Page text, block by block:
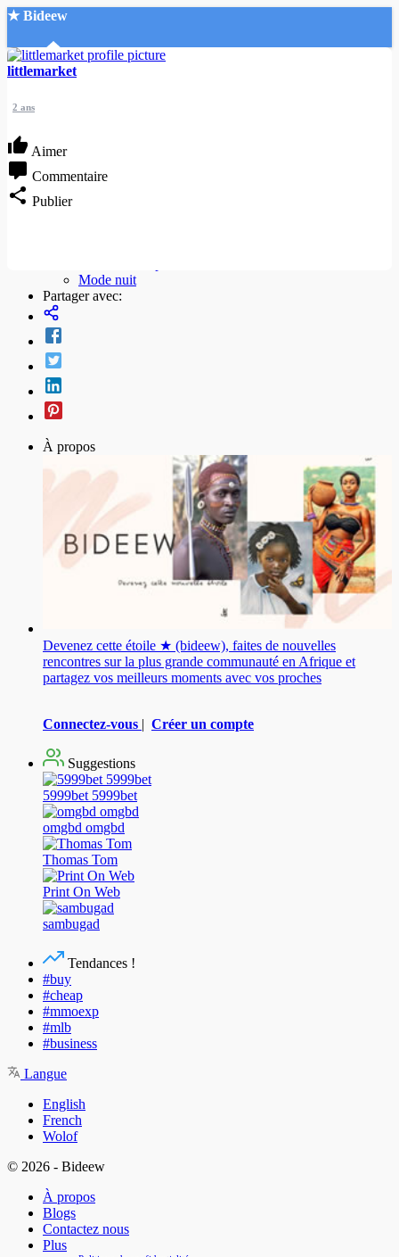
★ Bideew
Accueil
Mode nuit
littlemarket
2 ans
Aimer
Commentaire
Publier
Partager avec:
À propos
Devenez cette étoile ★ (bideew), faites de nouvelles
rencontres sur la plus grande communauté en Afrique et
partagez vos meilleurs moments avec vos proches
Connectez-vous | Créer un compte
Suggestions
5999bet 5999bet
omgbd omgbd
Thomas Tom
Print On Web
sambugad
Tendances !
#buy
#cheap
#mmoexp
#mlb
#business
Langue
English
French
Wolof
© 2026 - Bideew
À propos
Blogs
Contactez nous
Plus